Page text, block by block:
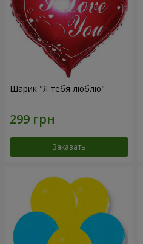
Шарик "Я тебя люблю"
Заказать